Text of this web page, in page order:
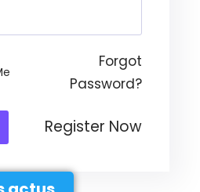
Forgot
Password?
Register Now